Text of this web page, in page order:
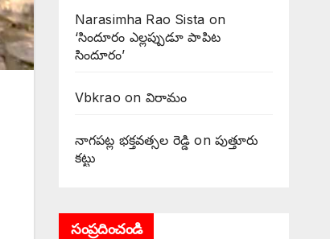
Narasimha Rao Sista on
‘సిందూరం ఎల్లప్పుడూ పాపిట
సిందూరం’
Vbkrao on విరామం
నాగపట్ల భక్తవత్సల రెడ్డి on పుత్తూరు
కట్టు
సంప్రదించండి